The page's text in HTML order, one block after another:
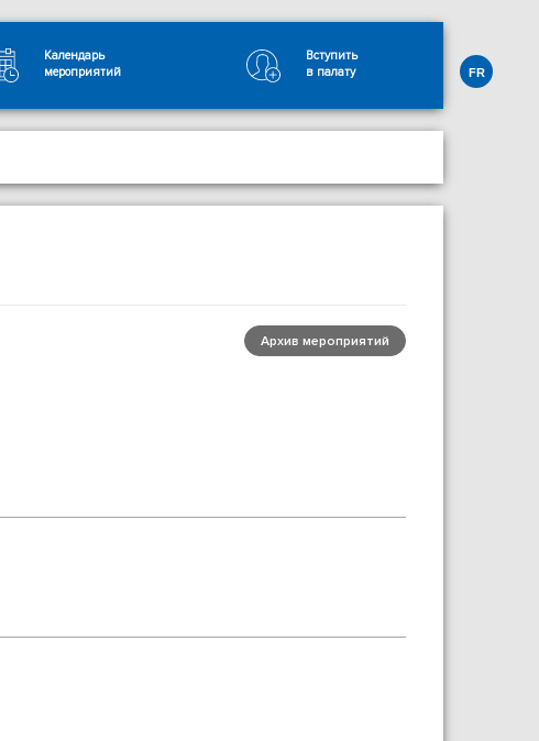
Календарь
мероприятий
Вступить
в палату
FR
Архив мероприятий